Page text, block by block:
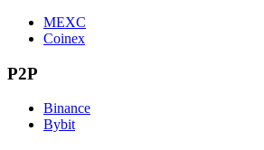
MEXC
Coinex
P2P
Binance
Bybit